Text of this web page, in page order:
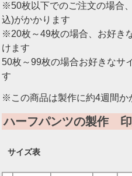
※50枚以下でのご注文の場合
込)がかかります
※20枚～49枚の場合、お好き
けます
50枚～99枚の場合お好きなサ
す
※この商品は製作に約4週間か
ハーフパンツの製作
サイズ表